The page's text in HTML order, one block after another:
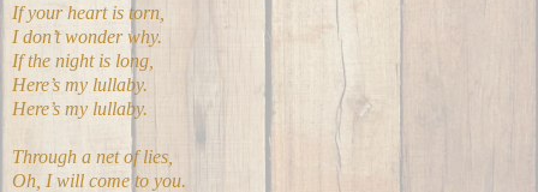
If your heart is torn,
I don’t wonder why.
If the night is long,
Here’s my lullaby.
Here’s my lullaby.
Through a net of lies,
Oh, I will come to you.